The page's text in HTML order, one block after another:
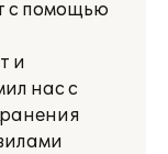
с помощью
и
нас с